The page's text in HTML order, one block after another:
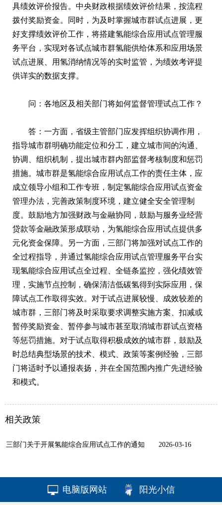
具绩效评价报告。中央财政根据绩效评价结果，按流程
拨付奖励资金。同时，为及时掌握城市群试点进展，更
好支撑绩效评价工作，将搭建氢能综合应用试点管理服
务平台，实现对各试点城市群氢能供给体系和应用场景
试点进展、用氢消纳情况等的实时监管，为绩效考评提
供详实的数据支撑。
问：各地区及相关部门将如何监督管理试点工作？
答：一方面，省级主管部门应发挥组织协调作用，
指导城市群明确功能定位和分工，建立城市间的沟通、
协调、组织机制，提出城市群内部监督考核制度和惩罚
措施。城市群是氢能综合应用试点工作的责任主体，应
成立领导小组和工作专班，制定氢能综合应用试点资金
管理办法，完善政策制度环境，建立健全安全管理制
度。鼓励地方加强财政与金融协同，鼓励与服务业经营
贷款等金融政策形成联动，为氢能综合应用试点提供多
元化资金保障。另一方面，三部门将加强对试点工作的
全过程指导，并通过氢能综合应用试点管理服务平台实
现氢能综合应用试点全过程、全链条监控，强化绩效管
理，实施节点控制，确保清洁低碳氢得到实际应用，保
障试点工作取得实效。对于试点进展较慢、成效较差的
城市群，三部门将及时采取要求调整实施方案、扣减或
暂停奖励资金、暂停参与城市甚至取消城市群试点资格
等惩罚措施。对于试点取得积极成效的城市群，鼓励及
时总结典型场景的技术、模式、政策等案例经验，三部
门将适时予以通报表扬，并在全国范围内推广先进经验
和模式。
相关政策
三部门关于开展氢能综合应用试点工作的通知 2026-03-16
电脑版网站 阳光小信